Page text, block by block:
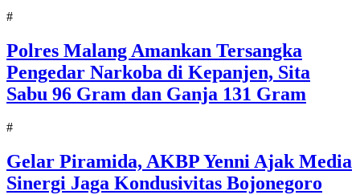
#
Polres Malang Amankan Tersangka
Pengedar Narkoba di Kepanjen, Sita
Sabu 96 Gram dan Ganja 131 Gram
#
Gelar Piramida, AKBP Yenni Ajak Media
Sinergi Jaga Kondusivitas Bojonegoro